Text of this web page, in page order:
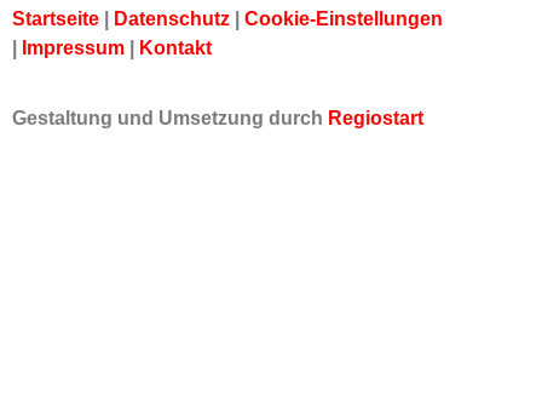
Startseite Datenschutz
Cookie-Einstellungen
Impressum Kontakt
Gestaltung und Umsetzung durch Regiostart